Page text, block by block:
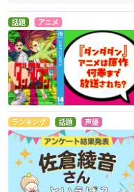
話題 アニメ
ランキング 話題 声優